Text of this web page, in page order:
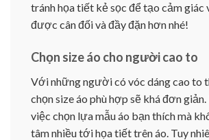
tránh họa tiết kẻ sọc để tạo cảm giác
được cân đối và đầy đặn hơn nhé!
Chọn size áo cho người cao to
Với những người có vóc dáng cao to
chọn size áo phù hợp sẽ khá đơn
việc chọn lựa mẫu áo bạn thích mà
tâm nhiều tới họa tiết trên áo. Tuy